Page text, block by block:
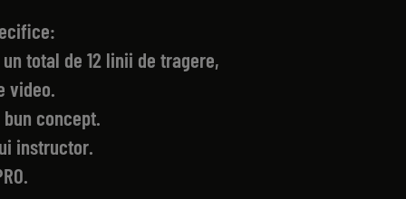
total de 12 linii de tragere,
video.
concept.
instructor.